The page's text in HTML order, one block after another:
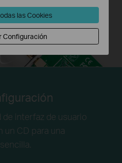
de interfaz de usuario
un CD para una
las Cookies
Configuración